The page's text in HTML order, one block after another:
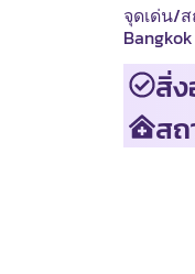
จุดเด่น/
สิ่
ส